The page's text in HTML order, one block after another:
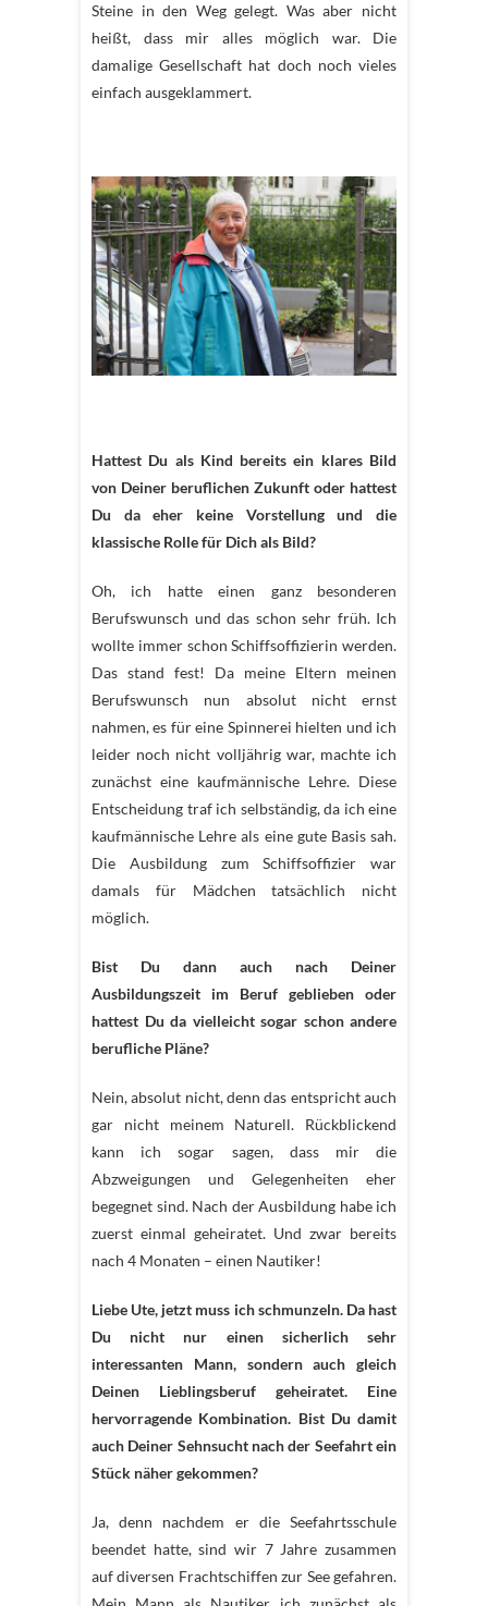
Steine in den Weg gelegt. Was aber nicht
heißt, dass mir alles möglich war. Die
damalige Gesellschaft hat doch noch vieles
einfach ausgeklammert.
Hattest Du als Kind bereits ein klares Bild
von Deiner beruflichen Zukunft oder hattest
Du da eher keine Vorstellung und die
klassische Rolle für Dich als Bild?
Oh, ich hatte einen ganz besonderen
Berufswunsch und das schon sehr früh. Ich
wollte immer schon Schiffsoffizierin werden.
Das stand fest! Da meine Eltern meinen
Berufswunsch nun absolut nicht ernst
nahmen, es für eine Spinnerei hielten und ich
leider noch nicht volljährig war, machte ich
zunächst eine kaufmännische Lehre. Diese
Entscheidung traf ich selbständig, da ich eine
kaufmännische Lehre als eine gute Basis sah.
Die Ausbildung zum Schiffsoffizier war
damals für Mädchen tatsächlich nicht
möglich.
Bist Du dann auch nach Deiner
Ausbildungszeit im Beruf geblieben oder
hattest Du da vielleicht sogar schon andere
berufliche Pläne?
Nein, absolut nicht, denn das entspricht auch
gar nicht meinem Naturell. Rückblickend
kann ich sogar sagen, dass mir die
Abzweigungen und Gelegenheiten eher
begegnet sind. Nach der Ausbildung habe ich
zuerst einmal geheiratet. Und zwar bereits
nach 4 Monaten – einen Nautiker!
Liebe Ute, jetzt muss ich schmunzeln. Da hast
Du nicht nur einen sicherlich sehr
interessanten Mann, sondern auch gleich
Deinen Lieblingsberuf geheiratet. Eine
hervorragende Kombination. Bist Du damit
auch Deiner Sehnsucht nach der Seefahrt ein
Stück näher gekommen?
Ja, denn nachdem er die Seefahrtsschule
beendet hatte, sind wir 7 Jahre zusammen
auf diversen Frachtschiffen zur See gefahren.